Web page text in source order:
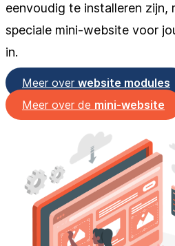
eenvoudig te installeren zijn,
speciale mini-website voor
in.
Meer over website modules
Meer over de mini-website